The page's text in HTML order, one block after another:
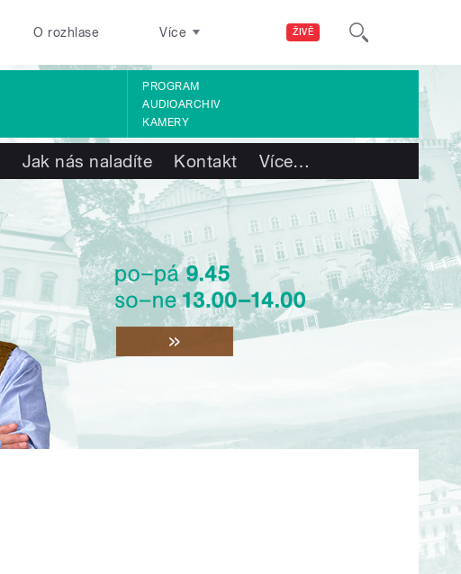
ŽIVĚ
O rozhlase Více
PROGRAM
AUDIOARCHIV
KAMERY
Jak nás naladíte Kontakt Více…